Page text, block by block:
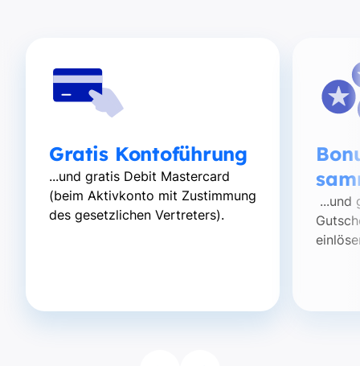
Gratis Kontoführung
...und gratis Debit Mastercard
(beim Aktivkonto mit Zustimmung
des gesetzlichen Vertreters).
...und